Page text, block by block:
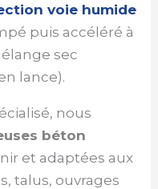
voie humide
puis accéléré à
sec
lance).
nous
béton
et adaptées aux
talus, ouvrages